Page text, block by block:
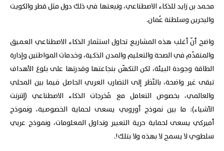
محمد بن زايد للذكاء الاصطناعي، وتبعتها في ذلك دول مثل قطر والكويت
والبحرين وسلطنة عُمان.
واضح أنّ أغلب هذه المشاريع تحاول استثمار الذكاء الاصطناعي العميق
والمتقدّم في الصحة والتعليم والمدن الذكية، وخدمات المواطنين وإدارة
الطاقة وجودة البيئة، لكن التكهّن بنجاعتها وقدرتها على بلوغ الأهداف
تبقى غير واضحة، بالنّظر إلى التضارب العربي الحاصل فيما بين المحلي
والعالمي، بخصوص التعامل مع مُخرجات الذكاء الاصطناعي (إنترنت
الأشياء): ما بين نموذج أوروبي يسعى لحماية الخصوصية، ونموذج
أميركي يسعى لحماية حرية التعبير وتداول المعلومات، ونموذج عربي
سلطوي لا يسمح لا بهذه ولا بتلك!.